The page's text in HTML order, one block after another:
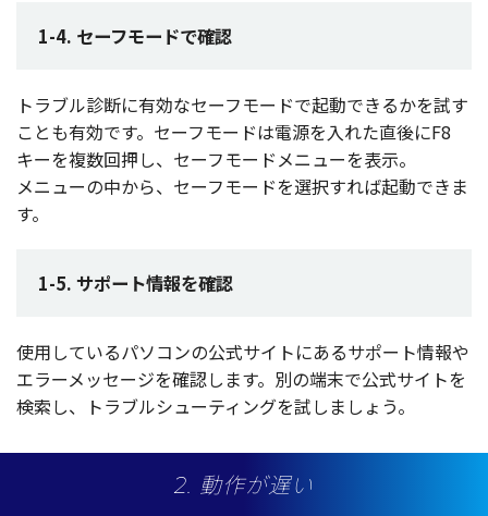
1-4. セーフモードで確認
トラブル診断に有効なセーフモードで起動できるかを試す
ことも有効です。 セーフモードは電源を入れた直後にF8
キーを複数回押し、 セーフモードメニューを表示。
メニューの中から、 セーフモードを選択すれば起動できま
す。
1-5. サポート情報を確認
使用しているパソコンの公式サイトにあるサポート情報や
エラーメッセージを確認します。別の端末で公式サイトを
検索し、 トラブルシューティングを試しましょう。
2. 動作が遅い